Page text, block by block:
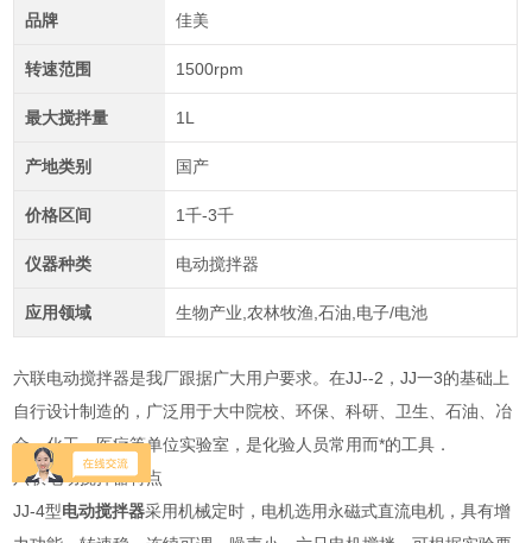
品牌 佳美
转速范围 1500rpm
最大搅拌量 1L
产地类别 国产
价格区间 1千-3千
仪器种类 电动搅拌器
应用领域 生物产业,农林牧渔,石油,电子/电池
六联电动搅拌器是我厂跟据广大用户要求。在JJ--2，JJ一3的基础上
自行设计制造的，广泛用于大中院校、环保、科研、卫生、石油、冶
金、化工、医疗等单位实验室，是化验人员常用而*的工具．
六联电动搅拌器特点
JJ-4型电动搅拌器采用机械定时，电机选用永磁式直流电机，具有增